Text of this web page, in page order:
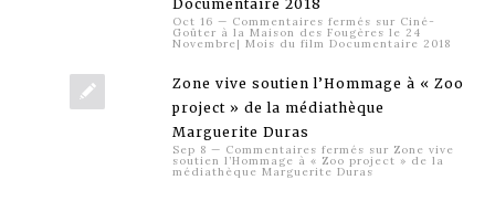
Documentaire 2018
Oct 16 — Commentaires fermés sur Ciné-
Goûter à la Maison des Fougères le 24
Novembre| Mois du film Documentaire 2018
Zone vive soutien l’Hommage à « Zoo
project » de la médiathèque
Marguerite Duras
Sep 8 — Commentaires fermés sur Zone vive
soutien l’Hommage à « Zoo project » de la
médiathèque Marguerite Duras